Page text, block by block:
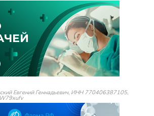
Евгений Геннадьевич, ИНН 770406387105,